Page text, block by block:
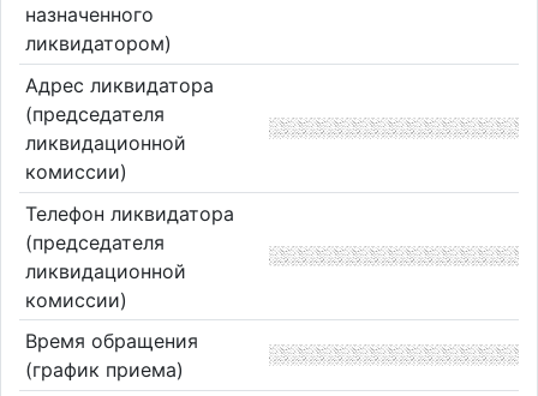
назначенного
ликвидатором)
Адрес ликвидатора
(председателя
ликвидационной
комиссии)
Телефон ликвидатора
(председателя
ликвидационной
комиссии)
Время обращения
(график приема)